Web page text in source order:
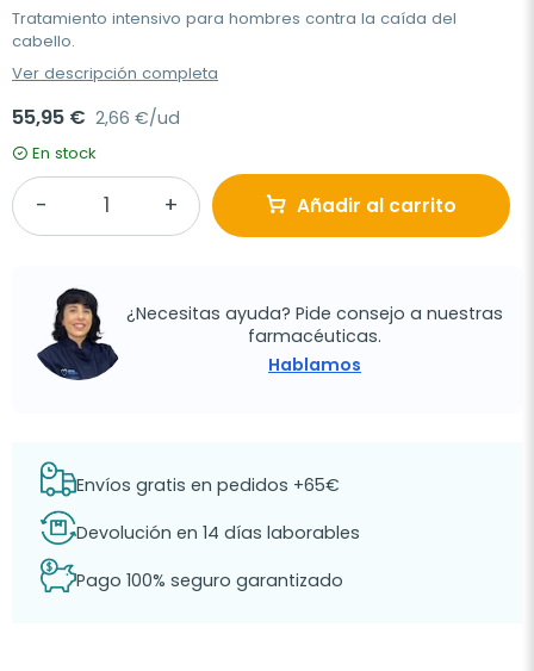
Tratamiento intensivo para hombres contra la caída del
cabello.
Ver descripción completa
55,95 € 2,66 €/ud
En stock
Añadir al carrito
¿Necesitas ayuda? Pide consejo a nuestras
farmacéuticas.
Hablamos
Envíos gratis en pedidos +65€
Devolución en 14 días laborables
Pago 100% seguro garantizado